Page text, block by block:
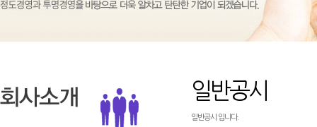
일반공시
일반공시 입니다.